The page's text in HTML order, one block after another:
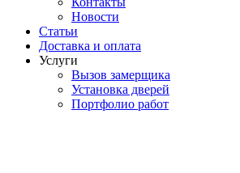
Новости
Статьи
Доставка и оплата
Услуги
Вызов замерщика
Установка дверей
Портфолио работ